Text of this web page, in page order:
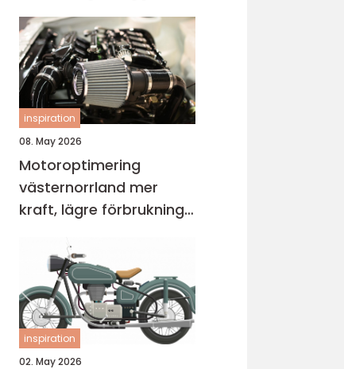
inspiration
08. May 2026
Motoroptimering
västernorrland mer
kraft, lägre förbrukning
inspiration
02. May 2026